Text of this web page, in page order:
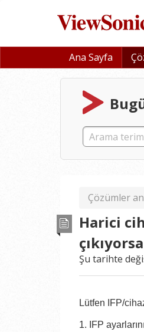
Ana Sayfa
Çözümler
Harici
Şu tarihte
Lütfen IFP/
1. IFP